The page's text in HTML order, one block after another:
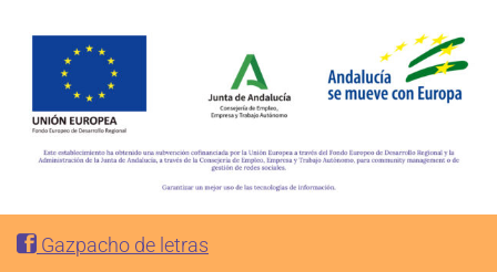
Gazpacho de letras